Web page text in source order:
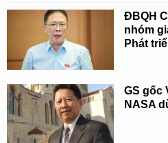
ĐBQH
nhóm
Phát
GS gốc
NASA